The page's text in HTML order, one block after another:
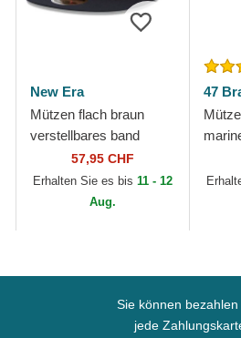
New Era
Mützen flach braun
verstellbares band
9FIFTY Retro Crown
Wool Pinstripe der
Detroit Tigers MLB...
57,95 CHF
Erhalten Sie es bis 11 - 12
Aug.
47
der
MLB
Sie können bezahlen
jede